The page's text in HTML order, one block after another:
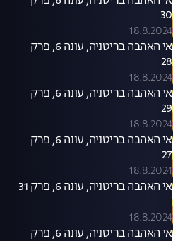
30
18.8.2024
אי האהבה בריטניה, עונה 6, פרק
28
18.8.2024
אי האהבה בריטניה, עונה 6, פרק
29
18.8.2024
אי האהבה בריטניה, עונה 6, פרק
27
18.8.2024
אי האהבה בריטניה, עונה 6, פרק 31
18.8.2024
אי האהבה בריטניה, עונה 6, פרק